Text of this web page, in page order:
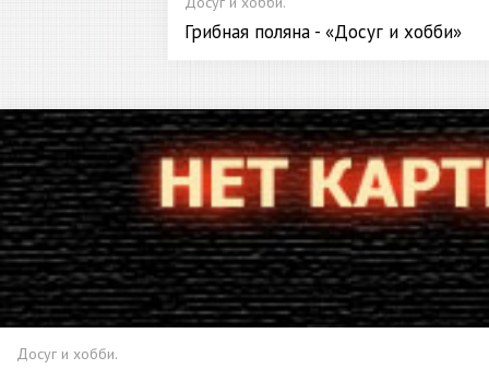
Грибная поляна - «Досуг и хобби»
Досуг и хобби.